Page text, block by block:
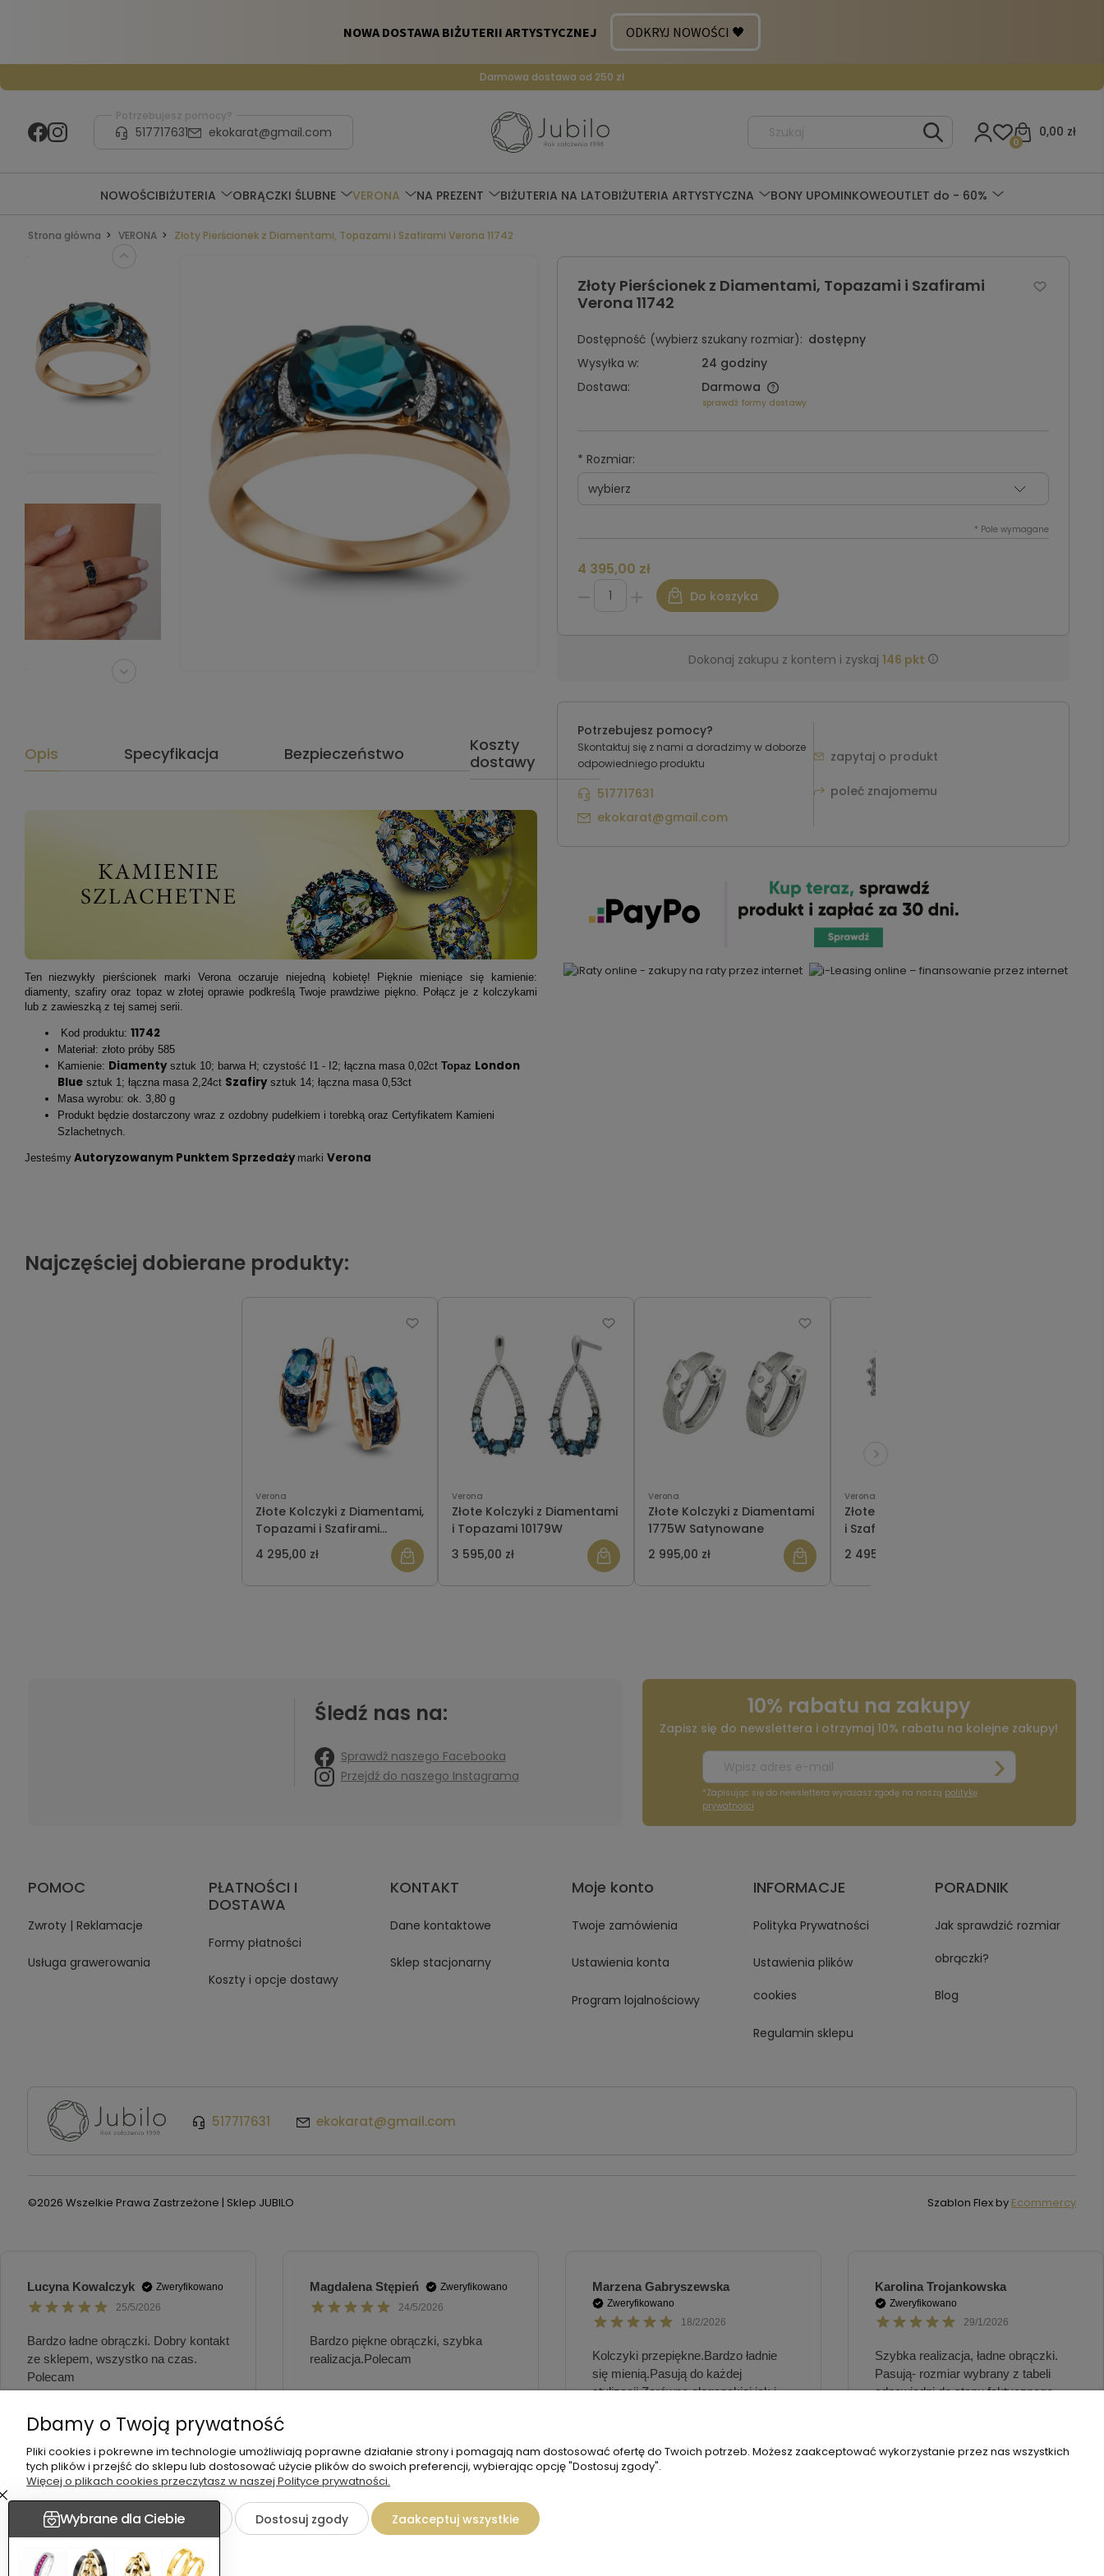
Darmowa dostawa od 250 zł
Potrzebujesz pomocy?
517717631 ekokarat@gmail.com 0,00 zł
0
NOWOŚCIBIŻUTERIA OBRĄCZKI ŚLUBNE VERONA NA PREZENT BIŻUTERIA NA LATOBIŻUTERIA ARTYSTYCZNA BONY UPOMINKOWEOUTLET do - 60%
Strona główna VERONA Złoty Pierścionek z Diamentami, Topazami i Szafirami Verona 11742
Opis Specyfikacja Bezpieczeństwo
Koszty
dostawy
Ten niezwykły pierścionek marki Verona oczaruje niejedną kobietę! Pięknie mieniące się kamienie:
diamenty, szafiry oraz topaz w złotej oprawie podkreślą Twoje prawdziwe piękno. Połącz je z kolczykami
lub z zawieszką z tej samej serii.
Kod produktu: 11742
Materiał: złoto próby 585
Kamienie: Diamentysztuk 10; barwa H; czystość I1 - I2; łączna masa 0,02ct Topaz London
Bluesztuk 1; łączna masa 2,24ct Szafirysztuk 14; łączna masa 0,53ct
Masa wyrobu: ok. 3,80 g
Produkt będzie dostarczony wraz z ozdobny pudełkiem i torebką oraz Certyfikatem Kamieni
Szlachetnych.
JesteśmyAutoryzowanym Punktem Sprzedaży marki Verona
Złoty Pierścionek z Diamentami, Topazami i Szafirami
Verona 11742
Dostępność (wybierz szukany rozmiar): dostępny
Wysyłka w:
24 godziny
Dostawa:
Darmowa
sprawdź formy dostawy
* Rozmiar:
* Pole wymagane
4 395,00 zł
Do koszyka
Dokonaj zakupu z kontem i zyskaj146 pkt
Potrzebujesz pomocy?
Skontaktuj się z nami a doradzimy w doborze
odpowiedniego produktu
517717631
ekokarat@gmail.com
zapytaj o produkt
poleć znajomemu
Najczęściej dobierane produkty:
Verona
Złote Kolczyki z Diamentami,
Topazami i Szafirami
Verona 11742
4 295,00 zł
Verona
Złote Kolczyki z Diamentami
i Topazami 10179W
3 595,00 zł
Verona
Złote Kolczyki z Diamentami
1775W Satynowane
2 995,00 zł
Verona
Złote Kolczyki z Diamentami
i Szafirami 2694WS
2 495,00 zł
Śledź nas na:
Sprawdź naszego Facebooka
Przejdź do naszego Instagrama
10% rabatu na zakupy
Zapisz się do newslettera i otrzymaj 10% rabatu na kolejne zakupy!
*Zapisując się do newslettera wyrażasz zgodę na naszą politykę
prywatności
POMOC
Zwroty | Reklamacje
Usługa grawerowania
PŁATNOŚCI I
DOSTAWA
Formy płatności
Koszty i opcje dostawy
KONTAKT
Dane kontaktowe
Sklep stacjonarny
Moje konto
Twoje zamówienia
Ustawienia konta
Program lojalnościowy
INFORMACJE
Polityka Prywatności
Ustawienia plików
cookies
Regulamin sklepu
PORADNIK
Jak sprawdzić rozmiar
obrączki?
Blog
517717631 ekokarat@gmail.com
©2026 Wszelkie Prawa Zastrzeżone | Sklep JUBILO Szablon Flex by Ecommercy
Dbamy o Twoją prywatność
Pliki cookies i pokrewne im technologie umożliwiają poprawne działanie strony i pomagają nam dostosować ofertę do Twoich potrzeb. Możesz zaakceptować wykorzystanie przez nas wszystkich
tych plików i przejść do sklepu lub dostosować użycie plików do swoich preferencji, wybierając opcję "Dostosuj zgody".
Więcej o plikach cookies przeczytasz w naszej Polityce prywatności.
Zaakceptuj tylko niezbędne Dostosuj zgody Zaakceptuj wszystkie